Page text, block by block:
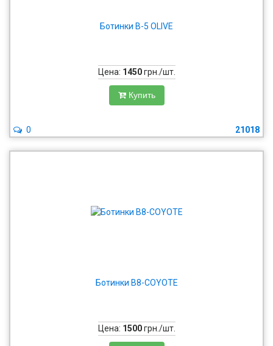
Ботинки В-5 OLIVE
Цена: 1450грн./шт.
Купить
21018
0
Ботинки В8-COYOTE
Цена: 1500грн./шт.